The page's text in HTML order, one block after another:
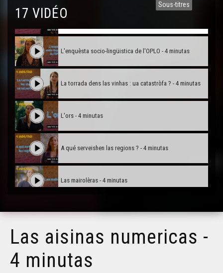
Sous-titres
17 VIDÉOLas aisinas numericas - 4 minutas
L'enquèsta socio-lingüistica de l'OPLO - 4 minutas
La torrada dens las vinhas : ua catastròfa ? - 4 minutas
L'ors - 4 minutas
A qué serveishen las regions ? - 4 minutas
Las mairolèras - 4 minutas
L'après lei Molac - 4 minutas
Explosion deras ventas de mangàs - 4 minutas
Las aisinas numericas -
4 minutas